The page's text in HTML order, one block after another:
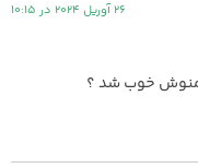
26 آوریل 2024 در 10:15
خوب شد ؟